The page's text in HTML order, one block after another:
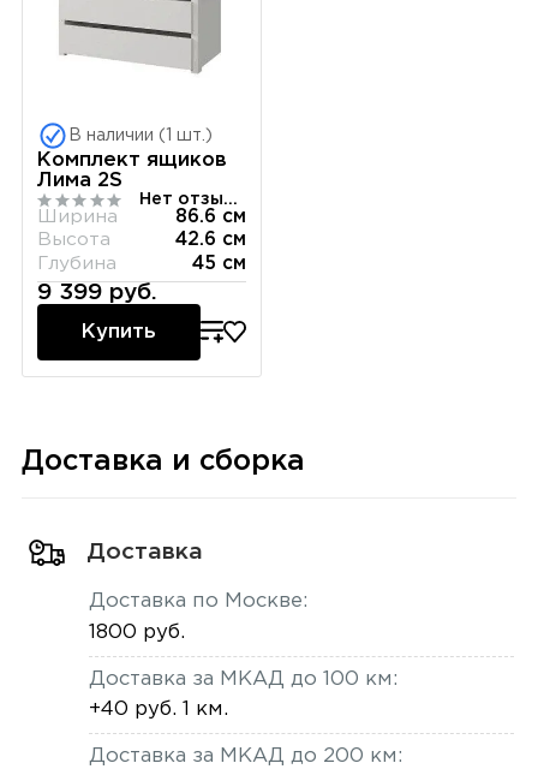
В наличии (1 шт.)
Комплект ящиков
Лима 2S
Нет отзывов
Ширина
86.6 см
Высота
42.6 см
Глубина
45 см
9 399 руб.
Купить
Доставка и сборка
Доставка
Доставка по Москве:
1800 руб.
Доставка за МКАД до 100 км:
+40 руб. 1 км.
Доставка за МКАД до 200 км: